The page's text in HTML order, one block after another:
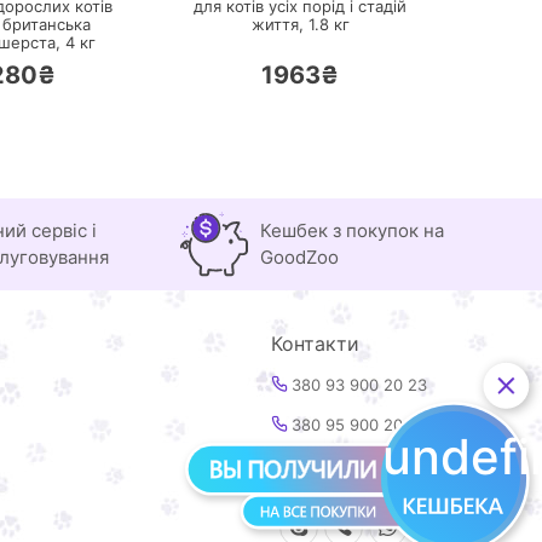
вирішуються смачно, як
котів
4 кг
для котів усіх порід і стадій
життя, 1.8 кг
1963₴
сервіс і
Кешбек з покупок на
GoodZoo
Контакти
380 93 900 20 23
380 95 900 20 23
info@goodzoo.com.ua